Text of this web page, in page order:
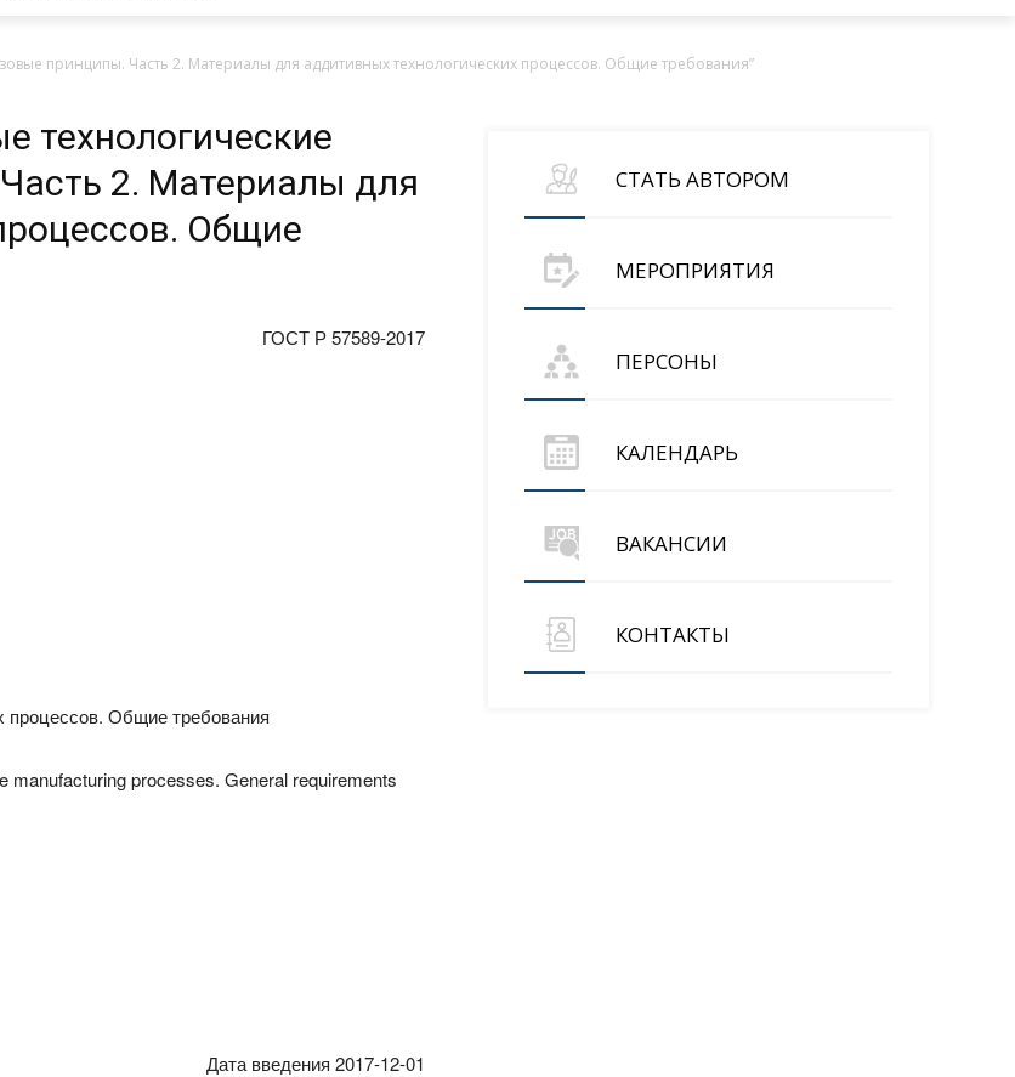
принципы. Часть 2. Материалы для аддитивных технологических процессов. Общие требования”
технологические
2. Материалы для
Общие
ГОСТ Р 57589-2017
процессов. Общие требования
processes. General requirements
Дата введения 2017-12-01
СТАТЬ АВТОРОМ
МЕРОПРИЯТИЯ
ПЕРСОНЫ
КАЛЕНДАРЬ
ВАКАНСИИ
КОНТАКТЫ